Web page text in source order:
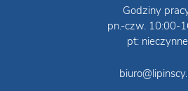
Godziny
pn.-czw. 10:00-
pt: nieczynne